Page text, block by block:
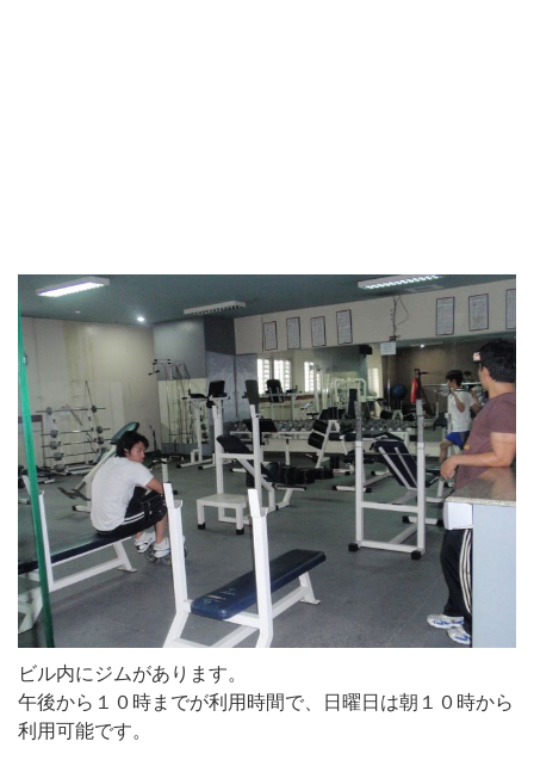
ビル内にジムがあります。
午後から１０時までが利用時間で、日曜日は朝１０時から
利用可能です。